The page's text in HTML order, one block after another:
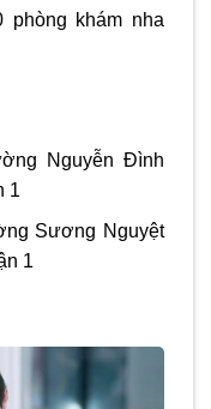
khám nha
Nguyễn Đình
1
Sương Nguyệt
1